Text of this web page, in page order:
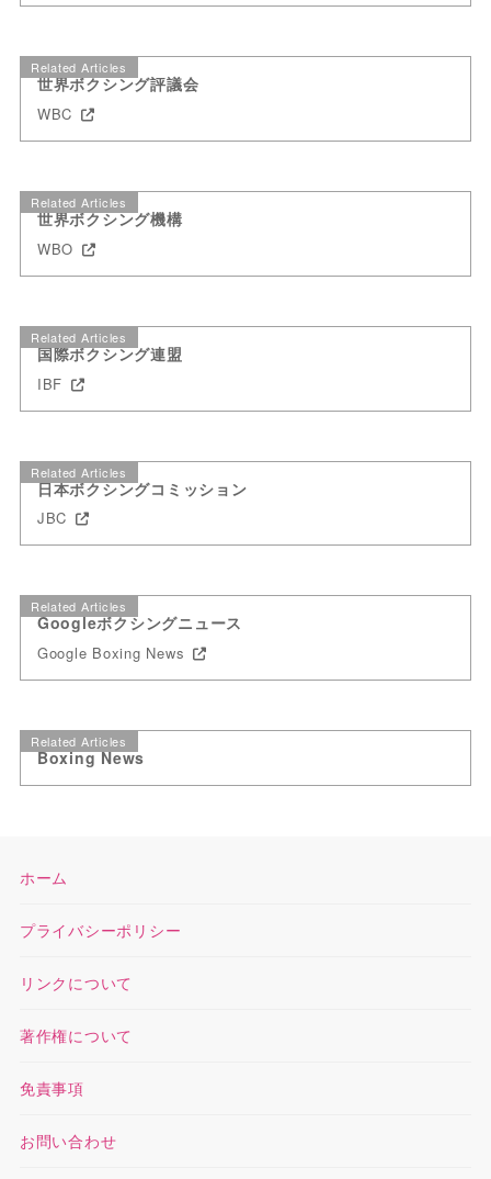
Related Articles
世界ボクシング評議会
WBC
Related Articles
世界ボクシング機構
WBO
Related Articles
国際ボクシング連盟
IBF
Related Articles
日本ボクシングコミッション
JBC
Related Articles
Googleボクシングニュース
Google Boxing News
Related Articles
Boxing News
ホーム
プライバシーポリシー
リンクについて
著作権について
免責事項
お問い合わせ